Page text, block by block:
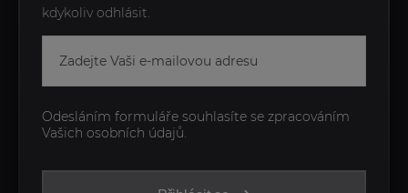
kdykoliv odhlásit.
Odesláním formuláře souhlasíte se zpracováním
Vašich osobních údajů.